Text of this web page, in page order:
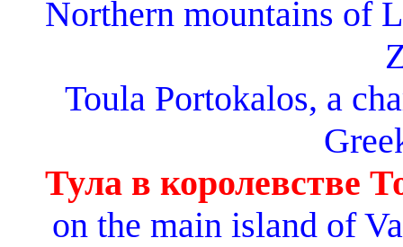
Northern mountains of
Toula Portokalos, a
Тула в королевстве
on the main island of